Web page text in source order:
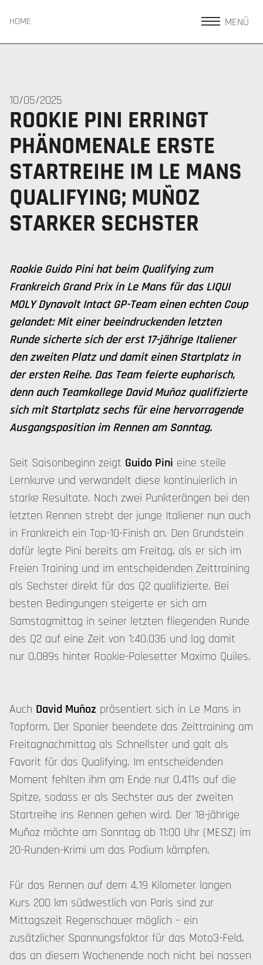
HOME MENÜ
10/05/2025
ROOKIE PINI ERRINGT
PHÄNOMENALE ERSTE
STARTREIHE IM LE MANS
QUALIFYING; MUÑOZ
STARKER SECHSTER
Rookie Guido Pini hat beim Qualifying zum
Frankreich Grand Prix in Le Mans für das LIQUI
MOLY Dynavolt Intact GP-Team einen echten Coup
gelandet: Mit einer beeindruckenden letzten
Runde sicherte sich der erst 17-jährige Italiener
den zweiten Platz und damit einen Startplatz in
der ersten Reihe. Das Team feierte euphorisch,
denn auch Teamkollege David Muñoz qualifizierte
sich mit Startplatz sechs für eine hervorragende
Ausgangsposition im Rennen am Sonntag.
Seit Saisonbeginn zeigt Guido Pini eine steile
Lernkurve und verwandelt diese kontinuierlich in
starke Resultate. Nach zwei Punkterängen bei den
letzten Rennen strebt der junge Italiener nun auch
in Frankreich ein Top-10-Finish an. Den Grundstein
dafür legte Pini bereits am Freitag, als er sich im
Freien Training und im entscheidenden Zeittraining
als Sechster direkt für das Q2 qualifizierte. Bei
besten Bedingungen steigerte er sich am
Samstagmittag in seiner letzten fliegenden Runde
des Q2 auf eine Zeit von 1:40.036 und lag damit
nur 0,089s hinter Rookie-Polesetter Maximo Quiles.
Auch David Muñoz präsentiert sich in Le Mans in
Topform. Der Spanier beendete das Zeittraining am
Freitagnachmittag als Schnellster und galt als
Favorit für das Qualifying. Im entscheidenden
Moment fehlten ihm am Ende nur 0,411s auf die
Spitze, sodass er als Sechster aus der zweiten
Startreihe ins Rennen gehen wird. Der 18-jährige
Muñoz möchte am Sonntag ab 11:00 Uhr (MESZ) im
20-Runden-Krimi um das Podium kämpfen.
Für das Rennen auf dem 4,19 Kilometer langen
Kurs 200 km südwestlich von Paris sind zur
Mittagszeit Regenschauer möglich – ein
zusätzlicher Spannungsfaktor für das Moto3-Feld,
das an diesem Wochenende noch nicht bei nassen